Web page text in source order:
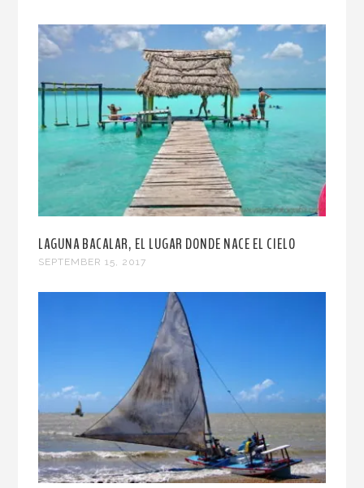
LAGUNA BACALAR, EL LUGAR DONDE NACE EL CIELO
SEPTEMBER 15, 2017